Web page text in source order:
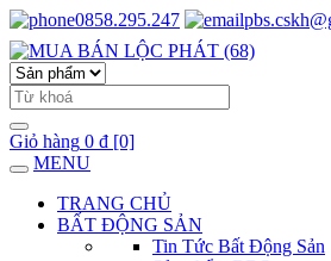
0858.295.247
Giỏ hàng 0 đ [0]
MENU
TRANG CHỦ
BẤT ĐỘNG SẢN
Tin Tức Bất Động Sản